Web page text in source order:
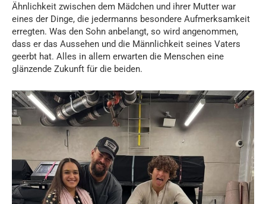
Ähnlichkeit zwischen dem Mädchen und ihrer Mutter war
eines der Dinge, die jedermanns besondere Aufmerksamkeit
erregten. Was den Sohn anbelangt, so wird angenommen,
dass er das Aussehen und die Männlichkeit seines Vaters
geerbt hat. Alles in allem erwarten die Menschen eine
glänzende Zukunft für die beiden.